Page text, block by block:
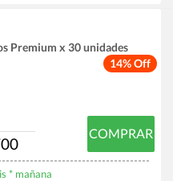
14% Off
Premium x 30 unidades
COMPRAR
* mañana